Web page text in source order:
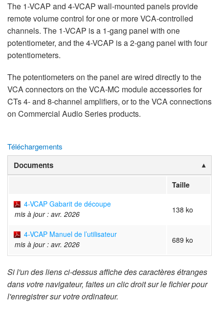
The 1-VCAP and 4-VCAP wall-mounted panels provide
remote volume control for one or more VCA-controlled
channels. The 1-VCAP is a 1-gang panel with one
potentiometer, and the 4-VCAP is a 2-gang panel with four
potentiometers.
The potentiometers on the panel are wired directly to the
VCA connectors on the VCA-MC module accessories for
CTs 4- and 8-channel amplifiers, or to the VCA connections
on Commercial Audio Series products.
Téléchargements
Documents
Taille
4-VCAP Gabarit de découpe
mis à jour : avr. 2026
138 ko
4-VCAP Manuel de l’utilisateur
mis à jour : avr. 2026
689 ko
Si l'un des liens ci-dessus affiche des caractères étranges
dans votre navigateur, faites un clic droit sur le fichier pour
l'enregistrer sur votre ordinateur.